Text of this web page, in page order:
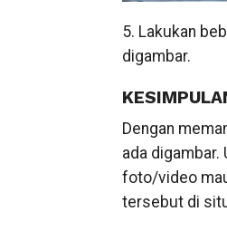
5. Lakukan
digambar.
Dengan
ada
foto/video
tersebut di